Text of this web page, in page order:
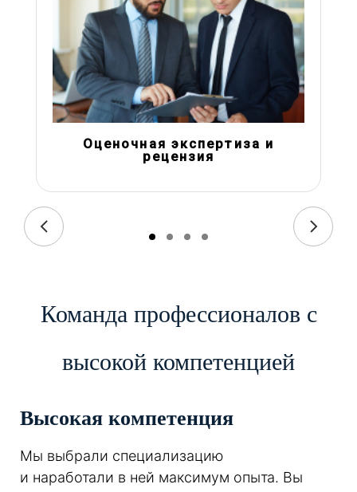
Оценочная экспертиза и
рецензия
Команда профессионалов с
высокой компетенцией
Высокая компетенция
Мы выбрали специализацию
и наработали в ней максимум опыта. Вы